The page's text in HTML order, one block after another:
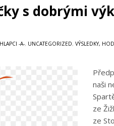
s dobrými
-A-, UNCATEGORIZED, VÝSLEDKY,
naši
ze
ze